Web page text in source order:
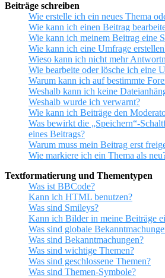
Beiträge schreiben
Wie erstelle ich ein neues Thema
Wie kann ich einen Beitrag
Wie kann ich meinem Beitrag eine
Wie kann ich eine Umfrage
Wieso kann ich nicht mehr
Wie bearbeite oder lösche ich eine
Warum kann ich auf bestimmte
Weshalb kann ich keine
Weshalb wurde ich verwarnt?
Wie kann ich Beiträge den
Was bewirkt die „Speichern“-
eines Beitrags?
Warum muss mein Beitrag erst
Wie markiere ich ein Thema als
Textformatierung und Thementypen
Was ist BBCode?
Kann ich HTML benutzen?
Was sind Smileys?
Kann ich Bilder in meine Beiträge
Was sind globale
Was sind Bekanntmachungen?
Was sind wichtige Themen?
Was sind geschlossene Themen?
Was sind Themen-Symbole?